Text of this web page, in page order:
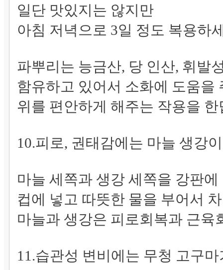
일단 맛있지는 않지만
아침 저녁으로 3일 정도 복용하
파뿌리는 능금산, 당 인산, 휘발
함유하고 있어서 소화에 도움을
위를 편안하게 해주는 작용을 한
10.피로, 권태감에는 마늘 생강
마늘 세쪽과 생강 세쪽을 강판에
컵에 넣고 따뜻한 물을 부어서
마늘과 생강은 피로회복과 근육
11.습관성 변비에는 무청 고구